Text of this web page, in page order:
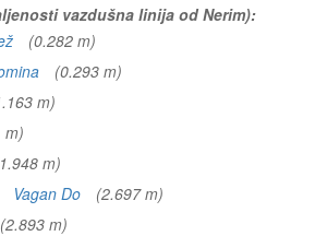
vazdušna linija od Nerim):
(0.282 m)
(0.293 m)
m)
m)
m)
Vagan Do
(2.697 m)
(2.893 m)